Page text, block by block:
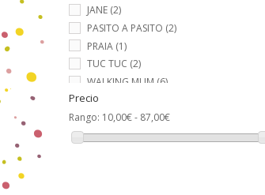
JANE (2)
PASITO A PASITO (2)
PRAIA (1)
TUC TUC (2)
WALKING MUM (6)
Precio
Rango: 10,00€ - 87,00€